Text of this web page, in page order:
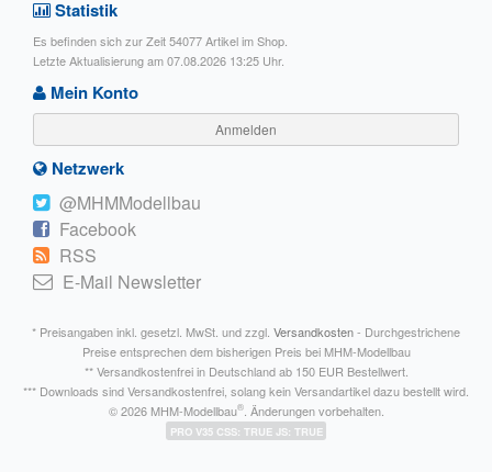
Statistik
Es befinden sich zur Zeit 54077 Artikel im Shop.
Letzte Aktualisierung am 07.08.2026 13:25 Uhr.
Mein Konto
Anmelden
Netzwerk
@MHMModellbau
Facebook
RSS
E-Mail Newsletter
* Preisangaben inkl. gesetzl. MwSt. und zzgl. Versandkosten- Durchgestrichene
Preise entsprechen dem bisherigen Preis bei MHM-Modellbau
** Versandkostenfrei in Deutschland ab 150 EUR Bestellwert.
*** Downloads sind Versandkostenfrei, solang kein Versandartikel dazu bestellt wird.
© 2026 MHM-Modellbau®. Änderungen vorbehalten.
PRO V35 CSS: TRUE JS: TRUE